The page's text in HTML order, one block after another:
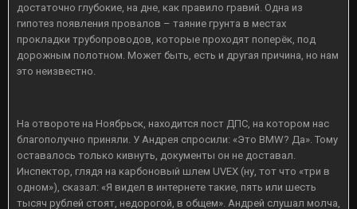
достаточно глубокие, на дне, как правило гравий. Одна из
гипотез появления провалов – таяние грунта в местах
прокладки трубопроводов, которые проходят поперёк, под
дорожным полотном. Может быть, есть и другая причина, но нам
это неизвестно.
На отвороте на Ноябрьск, находится пост ДПС, на котором нас
благополучно приняли. У Андрея спросили: «Это BMW? Да». Тому
оставалось только кивнуть, документы он не доставал.
Инспектор, глядя на карбоновый шлем UVEX (ну, тот что «три в
одном»), сказал: «Я видел в интернете такие, пять или шесть
тысяч рублей стоят, недорогой, в общем». Андрей слушал молча,